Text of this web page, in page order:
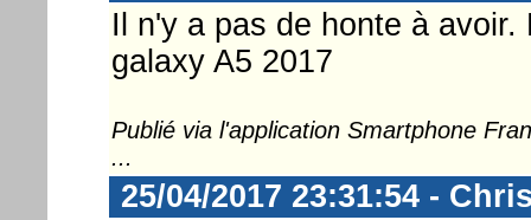
Il n'y a pas de honte à
galaxy A5 2017
Publié via l'application Smartphone
...
25/04/2017 23:31:54 -